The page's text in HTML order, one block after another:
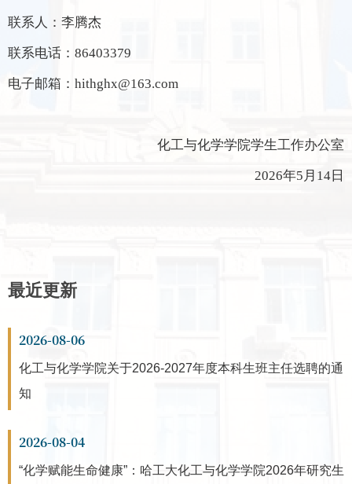
联系人：李腾杰
联系电话：86403379
电子邮箱：hithghx@163.com
化工与化学学院学生工作办公室
2026年5月14日
最近更新
2026-08-06
化工与化学学院关于2026-2027年度本科生班主任选聘的通
知
2026-08-04
“化学赋能生命健康”：哈工大化工与化学学院2026年研究生